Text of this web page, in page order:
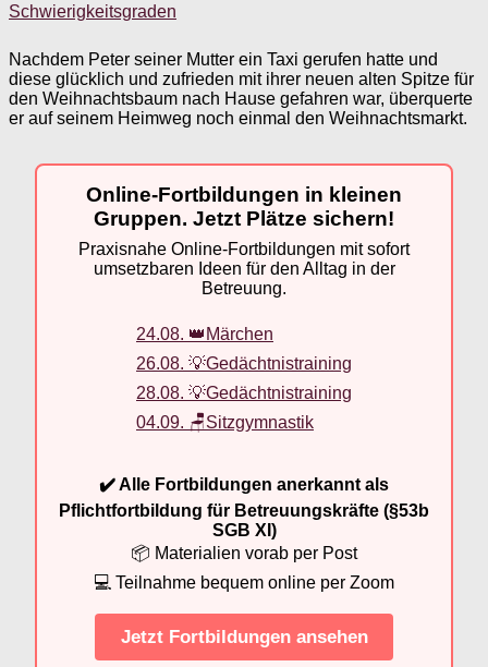
Schwierigkeitsgraden
Nachdem Peter seiner Mutter ein Taxi gerufen hatte und
diese glücklich und zufrieden mit ihrer neuen alten Spitze für
den Weihnachtsbaum nach Hause gefahren war, überquerte
er auf seinem Heimweg noch einmal den Weihnachtsmarkt.
Online-Fortbildungen in kleinen
Gruppen. Jetzt Plätze sichern!
Praxisnahe Online-Fortbildungen mit sofort
umsetzbaren Ideen für den Alltag in der
Betreuung.
24.08. 👑Märchen
26.08. 💡Gedächtnistraining
28.08. 💡Gedächtnistraining
04.09. 🪑Sitzgymnastik
✔️ Alle Fortbildungen anerkannt als
Pflichtfortbildung für Betreuungskräfte (§53b
SGB XI)
📦 Materialien vorab per Post
💻 Teilnahme bequem online per Zoom
Jetzt Fortbildungen ansehen